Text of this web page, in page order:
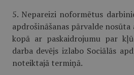
5. Nepareizi noformētus
apdrošināšanas pārvalde
kopā ar paskaidrojumu par
darba devējs izlabo Sociālās
noteiktajā termiņā.